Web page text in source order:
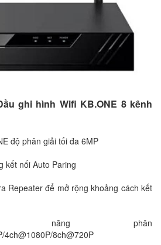
ghi hình Wifi KB.ONE 8 kênh
độ phân giải tối đa 6MP
kết nối Auto Paring
Repeater để mở rộng khoảng cách kết
phân
4ch@1080P/8ch@720P